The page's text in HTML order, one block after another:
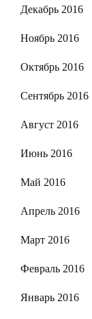
Декабрь 2016
Ноябрь 2016
Октябрь 2016
Сентябрь 2016
Август 2016
Июнь 2016
Май 2016
Апрель 2016
Март 2016
Февраль 2016
Январь 2016